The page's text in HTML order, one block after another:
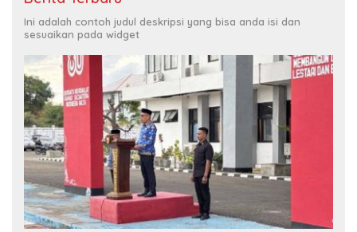
Ini adalah contoh judul deskripsi yang bisa anda isi dan
sesuaikan pada widget